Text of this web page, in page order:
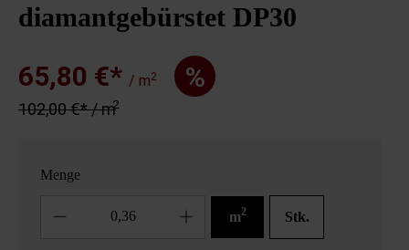
diamantgebürstet DP30
65,80 €* / m2 %
102,00 €* / m2
Menge
m2 Stk.